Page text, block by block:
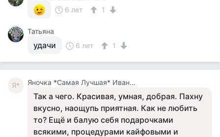
6 лет
1
Татьяна
удачи 6 лет 1
Я* Яночка *Самая Лучшая* Иванова
Так а чего. Красивая, умная, добрая. Пахну
вкусно, наощупь приятная. Как не любить
то? Ещё и балую себя подарочками
всякими, процедурами кайфовыми и